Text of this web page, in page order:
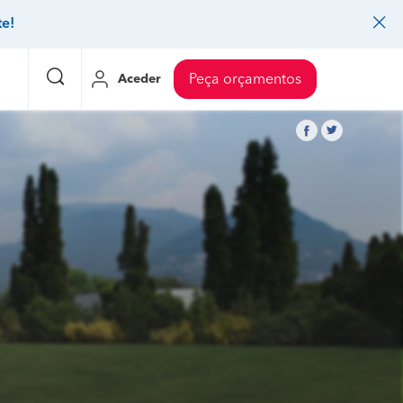
Decoração de interiores
Sistemas de segurança
Faz tudo
Pedreiros
Carpintaria e marcenaria
Pintura
Preço Mudanças
Preço Instalação de painel sandwich
Preço Controlo de pragas
Preço Pavimentos
Aceder Peça orçamentos